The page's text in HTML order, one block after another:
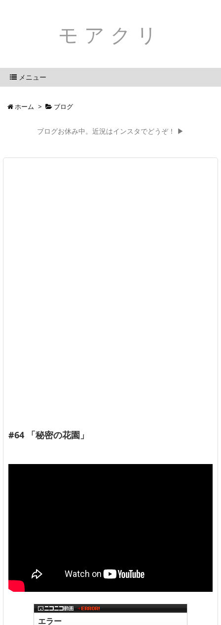
モアクリ
メニュー
ホーム > ブログ
ブログお休み中。近況はインスタでどうぞ！ ▶
#64 「秘密の花園」